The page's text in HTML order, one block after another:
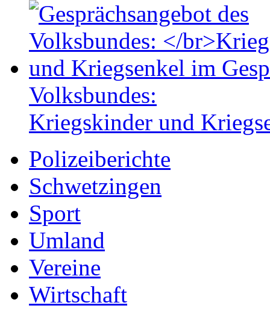
Volksbundes:
Kriegskinder und
Polizeiberichte
Schwetzingen
Sport
Umland
Vereine
Wirtschaft